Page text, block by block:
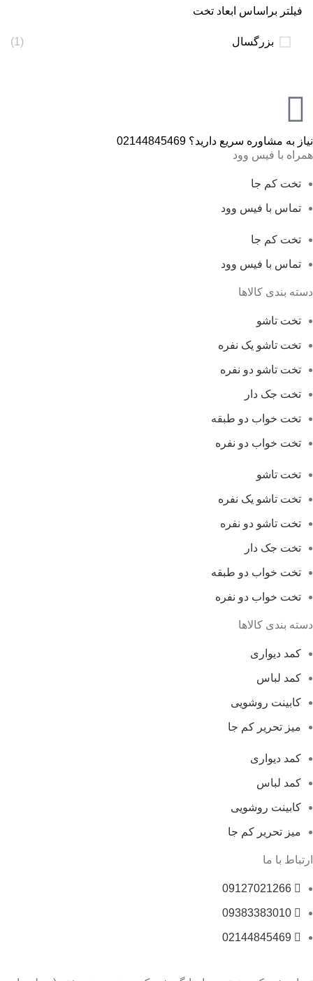
فیلتر براساس ابعاد تخت
بزرگسال (1)
نیاز به مشاوره سریع دارید؟ 02144845469
همراه با فیس وود
تخت کم جا
تماس با فیس وود
تخت کم جا
تماس با فیس وود
دسته بندی کالاها
تخت تاشو
تخت تاشو یک نفره
تخت تاشو دو نفره
تخت جک دار
تخت خواب دو طبقه
تخت خواب دو نفره
تخت تاشو
تخت تاشو یک نفره
تخت تاشو دو نفره
تخت جک دار
تخت خواب دو طبقه
تخت خواب دو نفره
دسته بندی کالاها
کمد دیواری
کمد لباس
کابینت روشویی
میز تحریر کم جا
کمد دیواری
کمد لباس
کابینت روشویی
میز تحریر کم جا
ارتباط با ما
09127021266
09383383010
02144845469